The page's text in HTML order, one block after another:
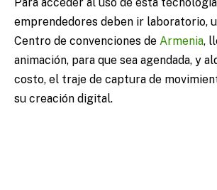
Para acceder al uso de esta
emprendedores deben ir laboratorio,
Centro de convenciones de Armenia,
animación, para que sea agendada, y
costo, el traje de captura de
su creación digital.